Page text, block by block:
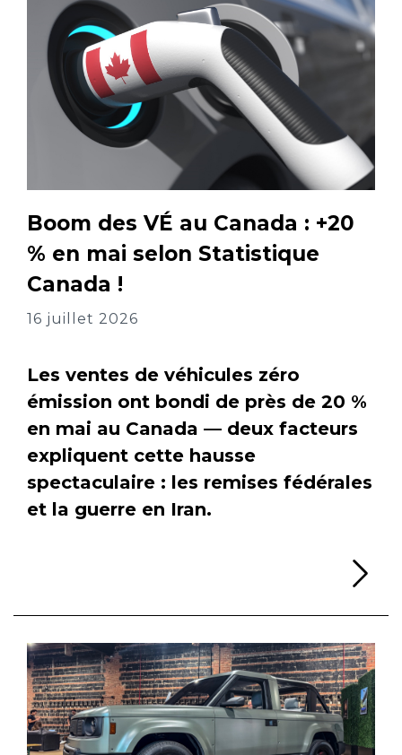
Boom des VÉ au Canada : +20
% en mai selon Statistique
Canada !
16 juillet 2026
Les ventes de véhicules zéro
émission ont bondi de près de 20 %
en mai au Canada — deux facteurs
expliquent cette hausse
spectaculaire : les remises fédérales
et la guerre en Iran.